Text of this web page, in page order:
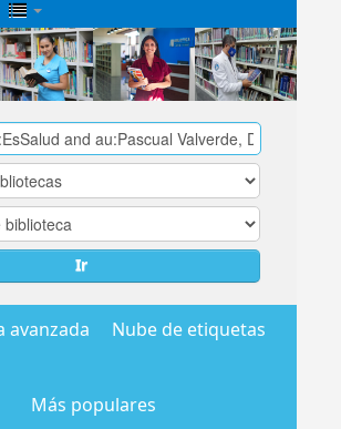
Ir
avanzada Nube de etiquetas
Más populares